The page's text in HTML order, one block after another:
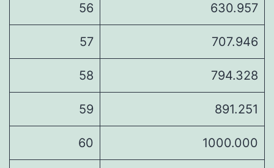
56 630.957
57 707.946
58 794.328
59 891.251
60 1000.000